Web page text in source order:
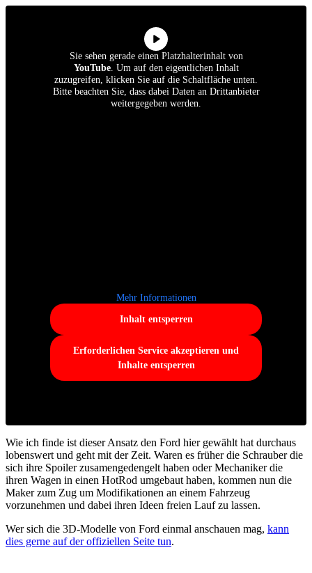
Sie sehen gerade einen Platzhalterinhalt von
YouTube. Um auf den eigentlichen Inhalt
zuzugreifen, klicken Sie auf die Schaltfläche unten.
Bitte beachten Sie, dass dabei Daten an Drittanbieter
weitergegeben werden.
Mehr Informationen
Inhalt entsperren
Erforderlichen Service akzeptieren und
Inhalte entsperren
Wie ich finde ist dieser Ansatz den Ford hier gewählt hat durchaus
lobenswert und geht mit der Zeit. Waren es früher die Schrauber die
sich ihre Spoiler zusamengedengelt haben oder Mechaniker die
ihren Wagen in einen HotRod umgebaut haben, kommen nun die
Maker zum Zug um Modifikationen an einem Fahrzeug
vorzunehmen und dabei ihren Ideen freien Lauf zu lassen.
Wer sich die 3D-Modelle von Ford einmal anschauen mag, kann
dies gerne auf der offiziellen Seite tun.